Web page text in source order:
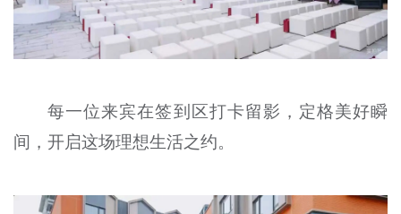
每一位来宾在签到区打卡留影，定格美好瞬
间，开启这场理想生活之约。